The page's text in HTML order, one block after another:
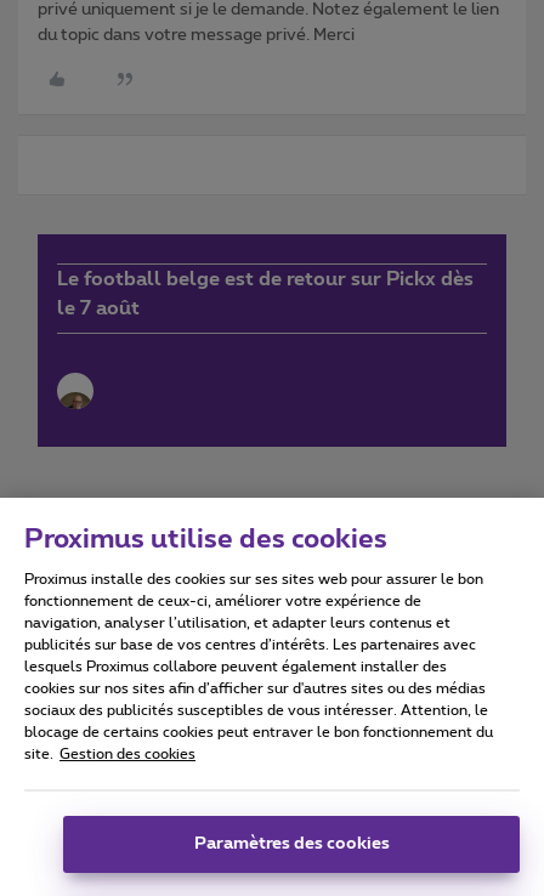
privé uniquement si je le demande. Notez également le lien
du topic dans votre message privé. Merci
Le football belge est de retour sur Pickx dès
le 7 août
Conditions d'utilisation Accessibility statement
Tous droits réservés. © 2026 Proximus
Conditions générales, info consommateur
Coordonnées de l’entreprise
Boulevard du Roi Albert II 27 - B-1030 Bruxelles.
Proximus utilise des cookies
Proximus installe des cookies sur ses sites web pour assurer le bon
fonctionnement de ceux-ci, améliorer votre expérience de
navigation, analyser l’utilisation, et adapter leurs contenus et
publicités sur base de vos centres d’intérêts. Les partenaires avec
lesquels Proximus collabore peuvent également installer des
cookies sur nos sites afin d’afficher sur d'autres sites ou des médias
sociaux des publicités susceptibles de vous intéresser. Attention, le
blocage de certains cookies peut entraver le bon fonctionnement du
site.
Gestion des cookies
Paramètres des cookies